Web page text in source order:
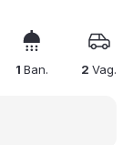
1Ban. 2Vag.